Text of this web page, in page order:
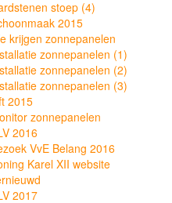
stoep (4)
2015
krijgen zonnepanelen
zonnepanelen (1)
zonnepanelen (2)
zonnepanelen (3)
2015
zonnepanelen
2016
VvE Belang 2016
Karel XII website
2017